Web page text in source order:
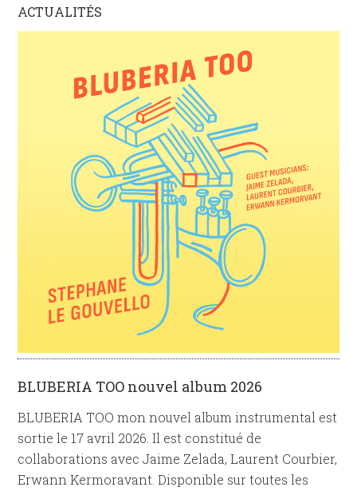
ACTUALITÉS
BLUBERIA TOO nouvel album 2026
BLUBERIA TOO mon nouvel album instrumental est
sortie le 17 avril 2026. Il est constitué de
collaborations avec Jaime Zelada, Laurent Courbier,
Erwann Kermoravant. Disponible sur toutes les